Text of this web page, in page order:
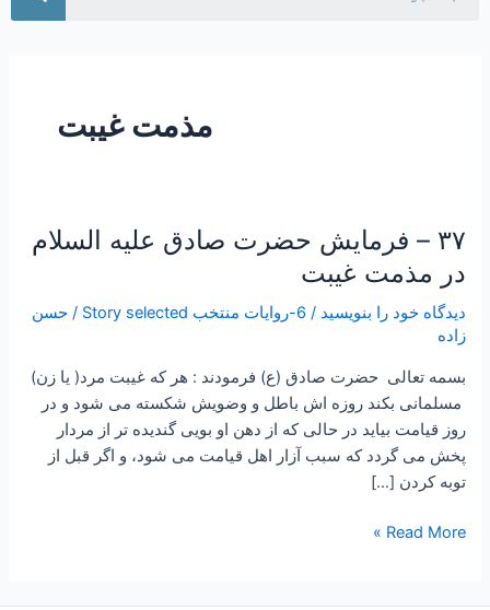
مذمت غیبت
۳۷ – فرمایش حضرت صادق علیه السلام
در مذمت غیبت
دیدگاه‌ خود را بنویسید / 6-روایات منتخب Story selected /حسن
زاده
بسمه تعالی حضرت صادق (ع) فرمودند : هر كه غيبت مرد( یا زن)
مسلمانى بكند روزه‏ اش باطل و وضويش شكسته مى‏ شود و در
روز قيامت بيايد در حالى كه از دهن او بويى گنديده‏ تر از مردار
پخش مى‏ گردد كه سبب آزار اهل قيامت می شود، و اگر قبل از
توبه كردن […]
۳۷
فرمایش
حضرت
صادق
السلام
مذمت
غیبت
Read More »